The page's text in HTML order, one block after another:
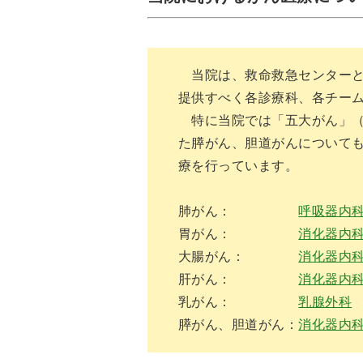
当院は、救命救急センター
提供すべく各診療科、各チー
特に当院では「五大がん」
た膵がん、胆道がんについて
療を行っています。
肺がん： 呼吸器内
胃がん：消化器内
大腸がん：消化器内
肝がん：消化器内
乳がん：乳腺外科
膵がん、胆道がん：消化器内